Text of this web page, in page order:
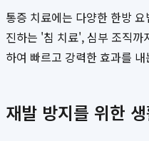
통증 치료에는 다양한 한방
진하는 '침 치료', 심부 조직까
하여 빠르고 강력한 효과를
재발 방지를 위한